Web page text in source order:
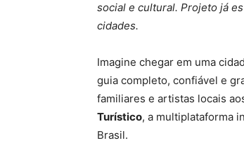
social e cultural. Projeto já
cidades.
Imagine chegar em uma
guia completo, confiável e
familiares e artistas locais
Turístico, a multiplataforma
Brasil.